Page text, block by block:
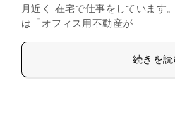
月近く 在宅で仕事をしています
は「オフィス用不動産が
続きを